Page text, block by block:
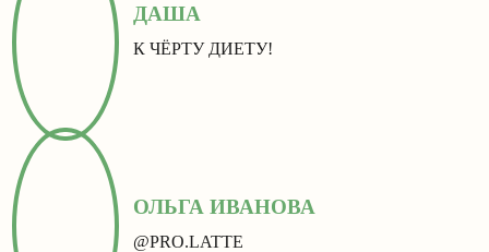
ДАША
К ЧЁРТУ ДИЕТУ!
ОЛЬГА ИВАНОВА
@PRO.LATTE